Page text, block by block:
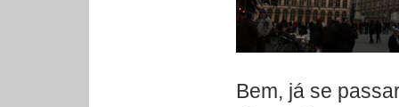
Bem, já se